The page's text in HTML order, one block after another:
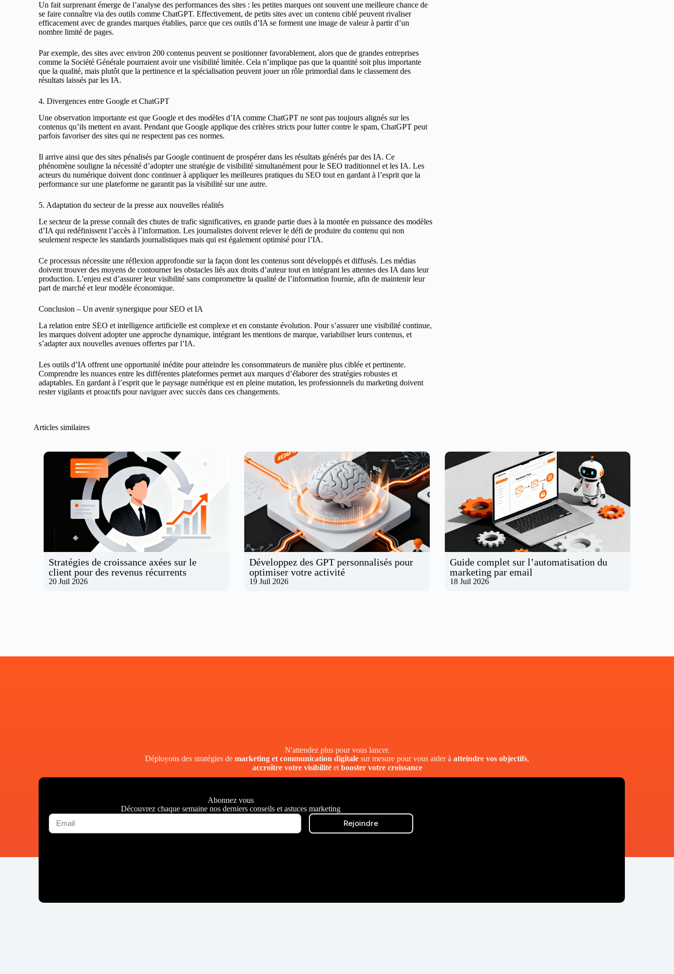
Un fait surprenant émerge de l’analyse des performances des sites : les petites marques ont souvent une meilleure chance de
se faire connaître via des outils comme ChatGPT. Effectivement, de petits sites avec un contenu ciblé peuvent rivaliser
efficacement avec de grandes marques établies, parce que ces outils d’IA se forment une image de valeur à partir d’un
nombre limité de pages.
Par exemple, des sites avec environ 200 contenus peuvent se positionner favorablement, alors que de grandes entreprises
comme la Société Générale pourraient avoir une visibilité limitée. Cela n’implique pas que la quantité soit plus importante
que la qualité, mais plutôt que la pertinence et la spécialisation peuvent jouer un rôle primordial dans le classement des
résultats laissés par les IA.
4. Divergences entre Google et ChatGPT
Une observation importante est que Google et des modèles d’IA comme ChatGPT ne sont pas toujours alignés sur les
contenus qu’ils mettent en avant. Pendant que Google applique des critères stricts pour lutter contre le spam, ChatGPT peut
parfois favoriser des sites qui ne respectent pas ces normes.
Il arrive ainsi que des sites pénalisés par Google continuent de prospérer dans les résultats générés par des IA. Ce
phénomène souligne la nécessité d’adopter une stratégie de visibilité simultanément pour le SEO traditionnel et les IA. Les
acteurs du numérique doivent donc continuer à appliquer les meilleures pratiques du SEO tout en gardant à l’esprit que la
performance sur une plateforme ne garantit pas la visibilité sur une autre.
5. Adaptation du secteur de la presse aux nouvelles réalités
Le secteur de la presse connaît des chutes de trafic significatives, en grande partie dues à la montée en puissance des modèles
d’IA qui redéfinissent l’accès à l’information. Les journalistes doivent relever le défi de produire du contenu qui non
seulement respecte les standards journalistiques mais qui est également optimisé pour l’IA.
Ce processus nécessite une réflexion approfondie sur la façon dont les contenus sont développés et diffusés. Les médias
doivent trouver des moyens de contourner les obstacles liés aux droits d’auteur tout en intégrant les attentes des IA dans leur
production. L’enjeu est d’assurer leur visibilité sans compromettre la qualité de l’information fournie, afin de maintenir leur
part de marché et leur modèle économique.
Conclusion – Un avenir synergique pour SEO et IA
La relation entre SEO et intelligence artificielle est complexe et en constante évolution. Pour s’assurer une visibilité continue,
les marques doivent adopter une approche dynamique, intégrant les mentions de marque, variabiliser leurs contenus, et
s’adapter aux nouvelles avenues offertes par l’IA.
Les outils d’IA offrent une opportunité inédite pour atteindre les consommateurs de manière plus ciblée et pertinente.
Comprendre les nuances entre les différentes plateformes permet aux marques d’élaborer des stratégies robustes et
adaptables. En gardant à l’esprit que le paysage numérique est en pleine mutation, les professionnels du marketing doivent
rester vigilants et proactifs pour naviguer avec succès dans ces changements.
Articles similaires
Stratégies de croissance axées sur le
client pour des revenus récurrents
20 Juil 2026
Développez des GPT personnalisés pour
optimiser votre activité
19 Juil 2026
Guide complet sur l’automatisation du
marketing par email
18 Juil 2026
N'attendez plus pour vous lancer.
Déployons des stratégies de marketing et communication digitale sur mesure pour vous aider à atteindre vos objectifs,
accroître votre visibilitéet booster votre croissance
Abonnez vous
Découvrez chaque semaine nos derniers conseils et astuces marketing
Rejoindre